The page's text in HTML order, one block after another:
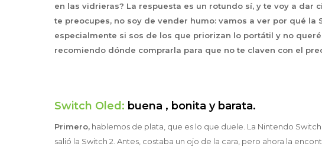
en las vidrieras? La respuesta es un rotundo sí, y te voy a dar
te preocupes, no soy de vender humo: vamos a ver por qué la
especialmente si sos de los que priorizan lo portátil y no
recomiendo dónde comprarla para que no te claven con el
Switch Oled: buena , bonita y barata.
Primero, hablemos de plata, que es lo que duele. La Nintendo
salió la Switch 2. Antes, costaba un ojo de la cara, pero ahora la